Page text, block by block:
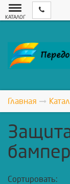
КАТАЛОГ
Главная
Сортировать: